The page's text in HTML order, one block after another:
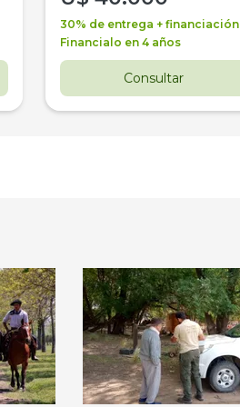
30% de entrega + financiación
Financialo en 4 años
Consultar